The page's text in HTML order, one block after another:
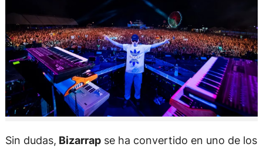
Sin dudas, Bizarrapse ha convertido en uno de los